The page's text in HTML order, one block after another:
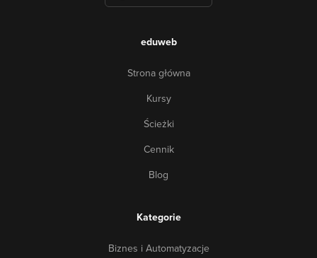
eduweb
Strona główna
Kursy
Ścieżki
Cennik
Blog
Kategorie
Biznes i Automatyzacje